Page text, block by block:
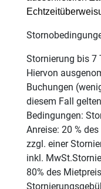
Stornierung bis 7
Hiervon
Buchungen
diesem Fall
Bedingungen:
Anreise: 20 %
zzgl. einer
inkl.
80% des